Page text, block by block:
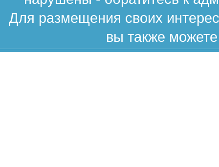
Для размещения своих
вы также